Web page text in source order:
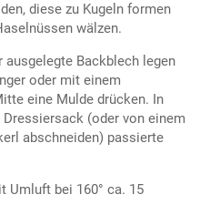
diese zu Kugeln formen
wälzen.
Backblech legen
oder mit einem
eine Mulde drücken. In
(oder von einem
abschneiden) passierte
Umluft bei 160° ca. 15